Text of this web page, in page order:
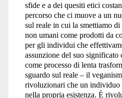
sfide e a dei quesiti etici
percorso che ci muove a un
sul reale in cui la smettiamo
non umani come prodotti da
per gli individui che
assunzione del suo
come processo di lenta
sguardo sul reale – il
rivoluzionari che un individuo
nella propria esistenza. È